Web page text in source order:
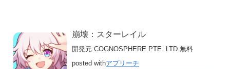
崩壊：スターレイル
開発元:COGNOSPHERE PTE. LTD. 無料
posted withアプリーチ